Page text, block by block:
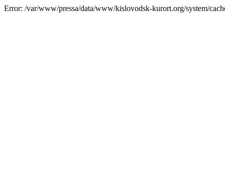
Error: /var/www/pressa/data/www/kislovodsk-kurort.org/system/